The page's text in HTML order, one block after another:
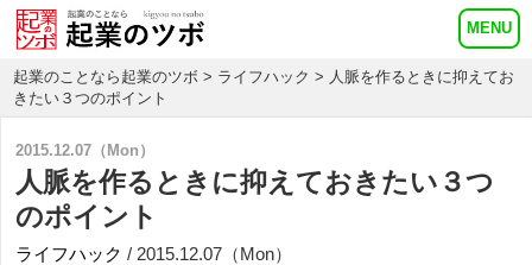
起業のことなら起業のツボ > ライフハック > 人脈を作るときに抑えてお
きたい３つのポイント
2015.12.07（Mon）
人脈を作るときに抑えておきたい３つ
のポイント
ライフハック / 2015.12.07（Mon）